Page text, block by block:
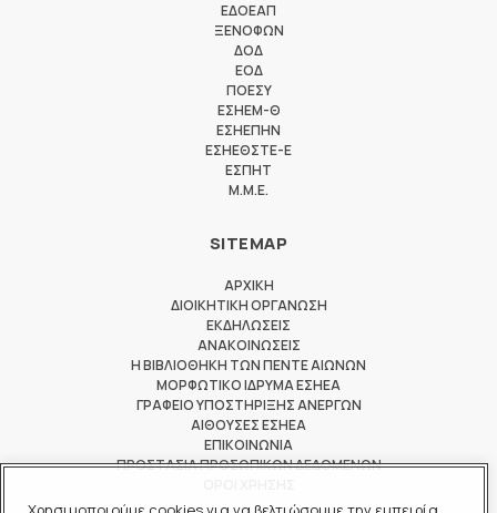
ΕΔΟΕΑΠ
ΞΕΝΟΦΩΝ
ΔΟΔ
ΕΟΔ
ΠΟΕΣΥ
ΕΣΗΕΜ-Θ
ΕΣΗΕΠΗΝ
ΕΣΗΕΘΣΤΕ-Ε
ΕΣΠΗΤ
M.M.E.
SITEMAP
ΑΡΧΙΚΗ
ΔΙΟΙΚΗΤΙΚΗ ΟΡΓΑΝΩΣΗ
ΕΚΔΗΛΩΣΕΙΣ
ΑΝΑΚΟΙΝΩΣΕΙΣ
Η ΒΙΒΛΙΟΘΗΚΗ ΤΩΝ ΠΕΝΤΕ ΑΙΩΝΩΝ
ΜΟΡΦΩΤΙΚΟ ΙΔΡΥΜΑ ΕΣΗΕΑ
ΓΡΑΦΕΙΟ ΥΠΟΣΤΗΡΙΞΗΣ ΑΝΕΡΓΩΝ
ΑΙΘΟΥΣΕΣ ΕΣΗΕΑ
ΕΠΙΚΟΙΝΩΝΙΑ
ΠΡΟΣΤΑΣΙΑ ΠΡΟΣΩΠΙΚΩΝ ΔΕΔΟΜΕΝΩΝ